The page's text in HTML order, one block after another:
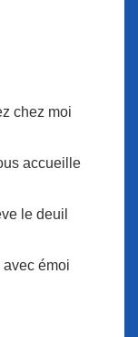
chez moi
accueille
le deuil
avec émoi